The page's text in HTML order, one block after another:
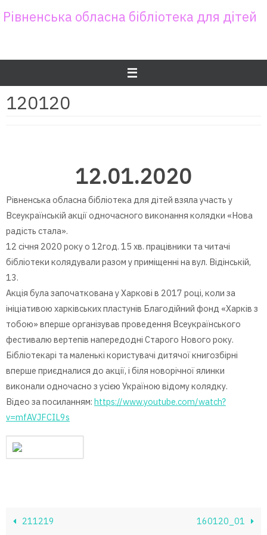
toРівненська обласна бібліотека для дітей
120120
12.01.2020
Рівненська обласна бібліотека для дітей взяла участь у
Всеукраїнській акції одночасного виконання колядки «Нова
радість стала».
12 січня 2020 року о 12год. 15 хв. працівники та читачі
бібліотеки колядували разом у приміщенні на вул. Відінській,
13.
Акція була започаткована у Харкові в 2017 році, коли за
ініціативою харківських пластунів Благодійний фонд «Харків з
тобою» вперше організував проведення Всеукраїнського
фестивалю вертепів напередодні Старого Нового року.
Бібліотекарі та маленькі користувачі дитячої книгозбірні
вперше приєдналися до акції, і біля новорічної ялинки
виконали одночасно з усією Україною відому колядку.
Відео за посиланням: https://www.youtube.com/watch?
v=mfAVJFCIL9s
211219 160120_01